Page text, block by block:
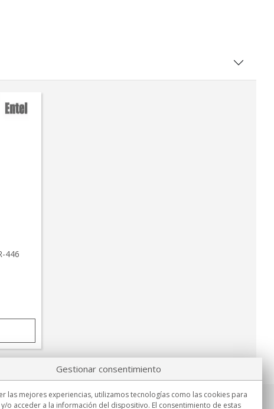
446
Gestionar consentimiento
las mejores experiencias, utilizamos tecnologías como las cookies para
o acceder a la información del dispositivo. El consentimiento de estas